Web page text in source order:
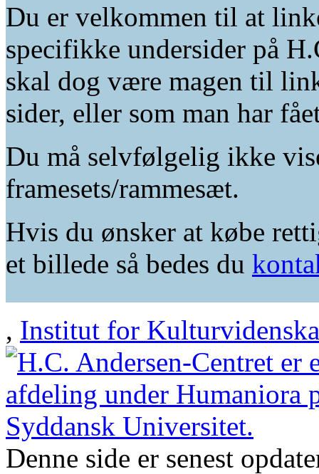
Du er velkommen til at
specifikke undersider på
skal dog være magen til
sider, eller som man har
Du må selvfølgelig ikke
framesets/rammesæt.
Hvis du ønsker at købe
et billede så bedes du
, Institut for
Denne side er senest